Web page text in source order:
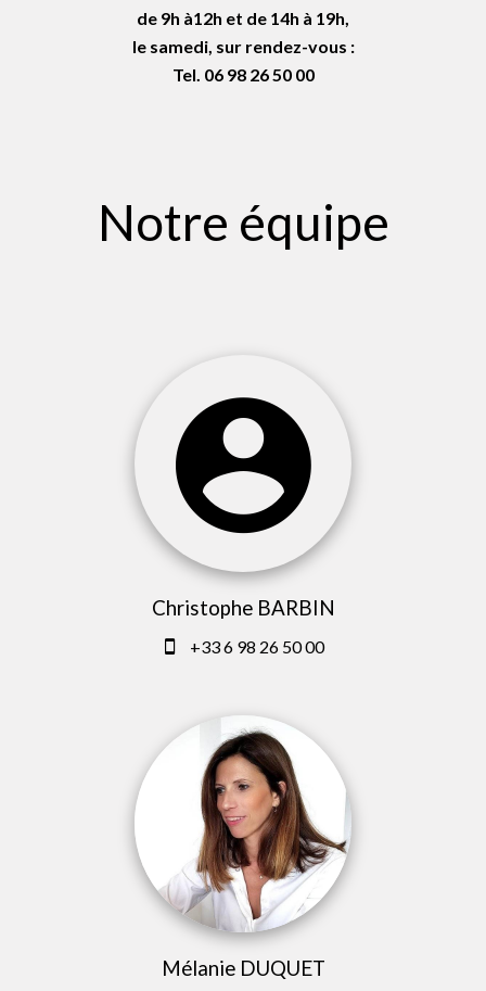
de 9h à12h et de 14h à 19h,
le samedi, sur rendez-vous :
Tel. 06 98 26 50 00
Notre équipe
Christophe BARBIN
+33 6 98 26 50 00
Mélanie DUQUET